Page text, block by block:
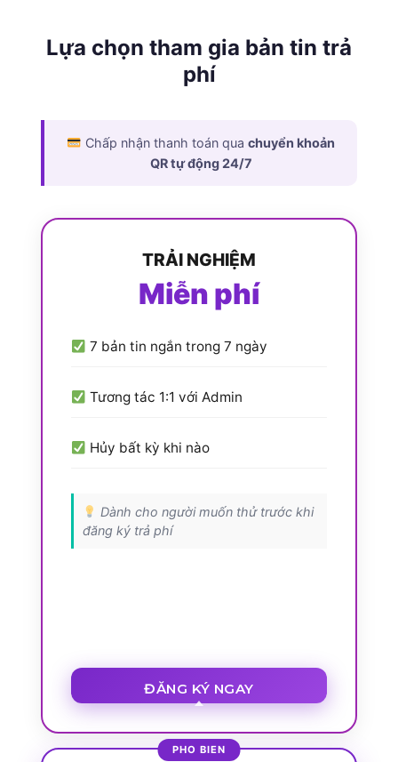
Lựa chọn tham gia bản tin trả
phí
Chấp nhận thanh toán qua chuyển khoản
QR tự động 24/7
TRẢI NGHIỆM
Miễn phí
7 bản tin ngắn trong 7 ngày
Tương tác 1:1 với Admin
Hủy bất kỳ khi nào
Dành cho người muốn thử trước khi
đăng ký trả phí
ĐĂNG KÝ NGAY